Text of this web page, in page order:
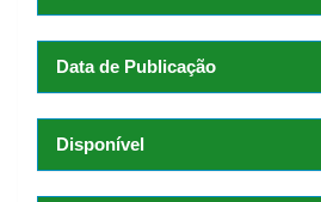
Data de Publicação
Disponível